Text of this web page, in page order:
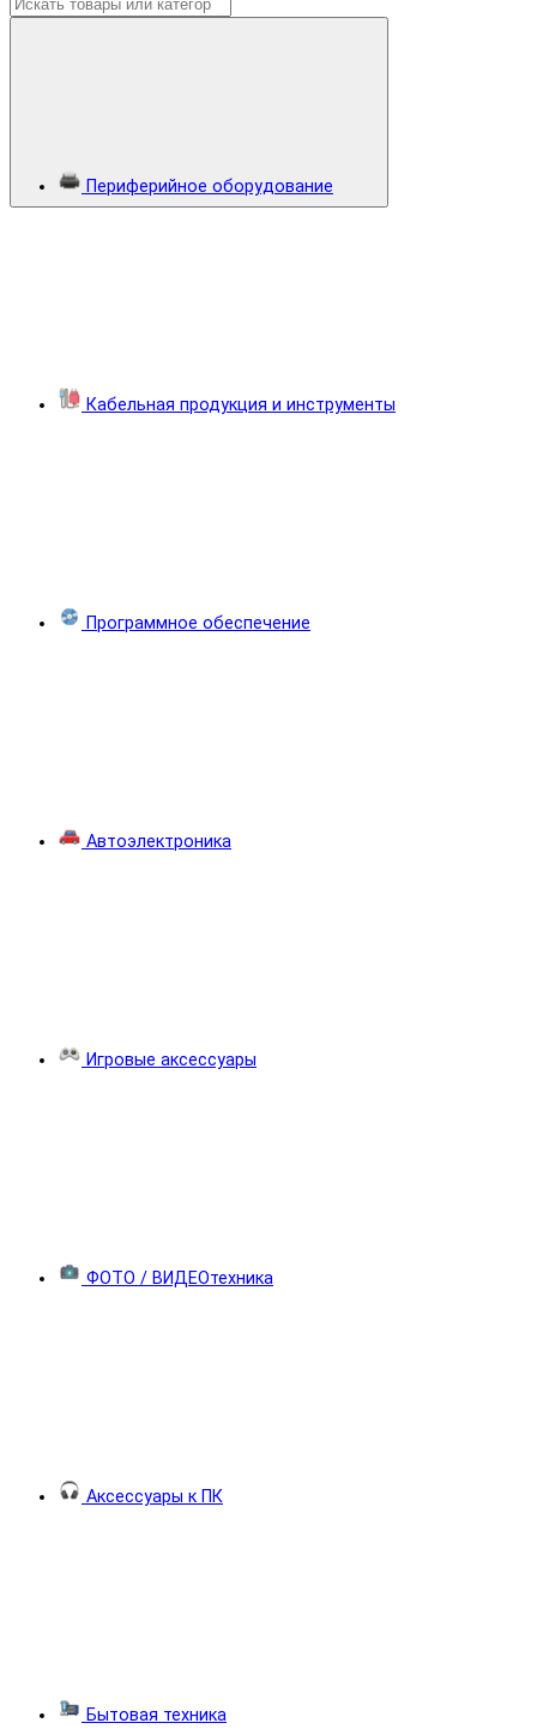
Периферийное оборудование
Кабельная продукция и инструменты
Программное обеспечение
Автоэлектроника
Игровые аксессуары
ФОТО / ВИДЕОтехника
Аксессуары к ПК
Бытовая техника